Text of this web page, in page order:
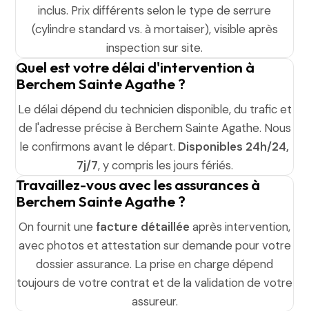
inclus. Prix différents selon le type de serrure
(cylindre standard vs. à mortaiser), visible après
inspection sur site.
Quel est votre délai d'intervention à
Berchem Sainte Agathe ?
Le délai dépend du technicien disponible, du trafic et
de l'adresse précise à Berchem Sainte Agathe. Nous
le confirmons avant le départ. Disponibles 24h/24,
7j/7, y compris les jours fériés.
Travaillez-vous avec les assurances à
Berchem Sainte Agathe ?
On fournit une facture détaillée après intervention,
avec photos et attestation sur demande pour votre
dossier assurance. La prise en charge dépend
toujours de votre contrat et de la validation de votre
assureur.